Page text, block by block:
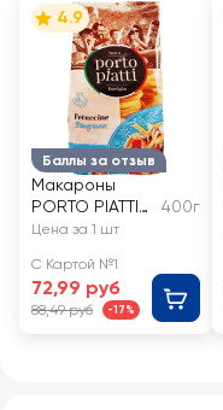
Баллы за отзыв
4.9
Макароны
PORTO PIATTI
Гнезда
400г
Цена за 1 шт
С Картой №1
72,99 руб
88,49 руб -17%